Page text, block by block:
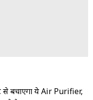
से बचाएगा ये Air Purifier,